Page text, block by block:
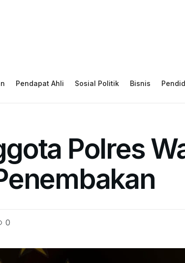
Pendapat Ahli Sosial Politik Bisnis
Polres
0